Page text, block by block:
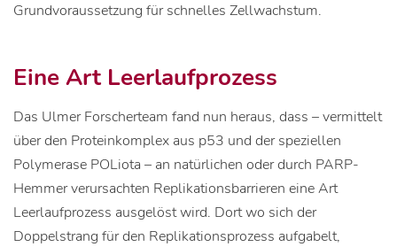
Grundvoraussetzung für schnelles Zellwachstum.
Eine Art Leerlaufprozess
Das Ulmer Forscherteam fand nun heraus, dass – vermittelt
über den Proteinkomplex aus p53 und der speziellen
Polymerase POLiota – an natürlichen oder durch PARP-
Hemmer verursachten Replikationsbarrieren eine Art
Leerlaufprozess ausgelöst wird. Dort wo sich der
Doppelstrang für den Replikationsprozess aufgabelt,